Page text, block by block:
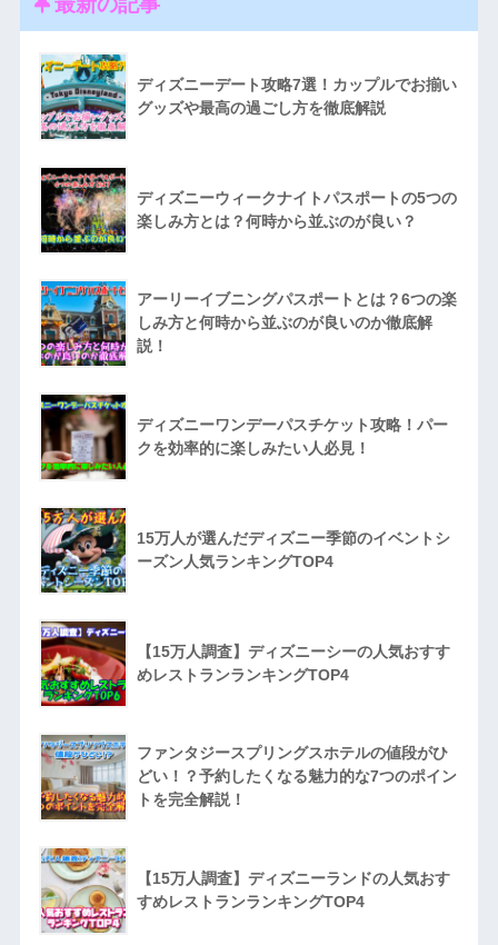
ディズニーデート攻略7選！カップルでお揃い
グッズや最高の過ごし方を徹底解説
ディズニーウィークナイトパスポートの5つの
楽しみ方とは？何時から並ぶのが良い？
アーリーイブニングパスポートとは？6つの楽
しみ方と何時から並ぶのが良いのか徹底解
説！
ディズニーワンデーパスチケット攻略！パー
クを効率的に楽しみたい人必見！
15万人が選んだディズニー季節のイベントシ
ーズン人気ランキングTOP4
【15万人調査】ディズニーシーの人気おすす
めレストランランキングTOP4
ファンタジースプリングスホテルの値段がひ
どい！？予約したくなる魅力的な7つのポイン
トを完全解説！
【15万人調査】ディズニーランドの人気おす
すめレストランランキングTOP4